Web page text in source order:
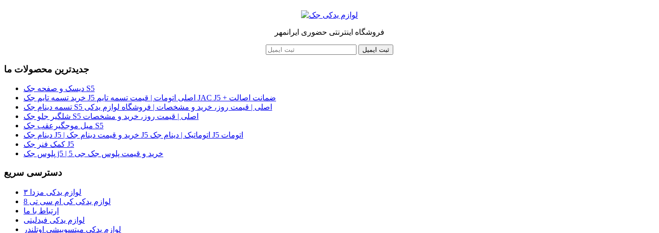
فروشگاه اینترنتی حضوری ایرانمهر
ثبت ایمیل
جدیدترین محصولات ما
دیسک و صفحه جک S5
خرید تسمه تایم جک J5 اصلی اتومات | قیمت تسمه تایم JAC J5 + ضمانت اصالت
تسمه دینام جک S5 اصلی | قیمت روز، خرید و مشخصات | فروشگاه لوازم یدکی
شلگیر جلو جک S5 اصلی | قیمت روز، خرید و مشخصات
میل موجگیرعقب جک S5
دینام جک J5 | خرید و قیمت دینام جک J5 اتوماتیک | دینام جک J5 اتومات
کمک فنر جک J5
پلوس جک j5 | خرید و قیمت پلوس جک جی 5
دسترسی سریع
لوازم یدکی مزدا ۳
لوازم یدکی کی ام سی تی 8
ارتباط با ما
لوازم یدکی فیدلیتی
لوازم یدکی میتسوبیشی اوتلندر